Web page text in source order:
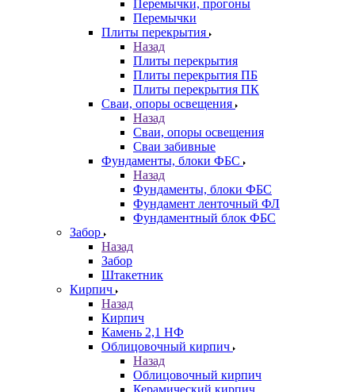
Перемычки, прогоны
Перемычки
Плиты перекрытия
Назад
Плиты перекрытия
Плиты перекрытия ПБ
Плиты перекрытия ПК
Сваи, опоры освещения
Назад
Сваи, опоры освещения
Сваи забивные
Фундаменты, блоки ФБС
Назад
Фундаменты, блоки ФБС
Фундамент ленточный ФЛ
Фундаментный блок ФБС
Забор
Назад
Забор
Штакетник
Кирпич
Назад
Кирпич
Камень 2,1 НФ
Облицовочный кирпич
Назад
Облицовочный кирпич